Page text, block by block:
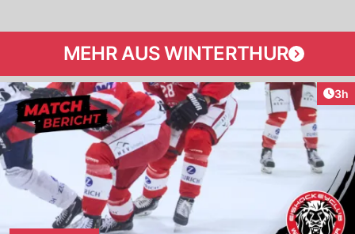
MEHR AUS WINTERTHUR
3h